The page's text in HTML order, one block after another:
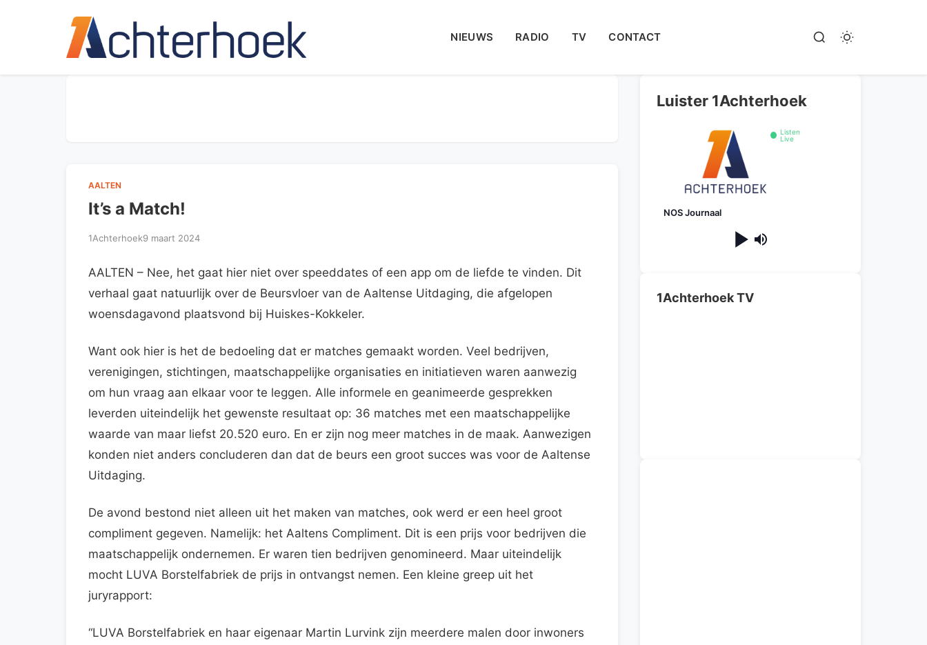
NIEUWS RADIO TV CONTACT
AALTEN
It’s a Match!
1Achterhoek9 maart 2024
AALTEN – Nee, het gaat hier niet over speeddates of een app om de liefde te vinden. Dit
verhaal gaat natuurlijk over de Beursvloer van de Aaltense Uitdaging, die afgelopen
woensdagavond plaatsvond bij Huiskes-Kokkeler.
Want ook hier is het de bedoeling dat er matches gemaakt worden. Veel bedrijven,
verenigingen, stichtingen, maatschappelijke organisaties en initiatieven waren aanwezig
om hun vraag aan elkaar voor te leggen. Alle informele en geanimeerde gesprekken
leverden uiteindelijk het gewenste resultaat op: 36 matches met een maatschappelijke
waarde van maar liefst 20.520 euro. En er zijn nog meer matches in de maak. Aanwezigen
konden niet anders concluderen dan dat de beurs een groot succes was voor de Aaltense
Uitdaging.
De avond bestond niet alleen uit het maken van matches, ook werd er een heel groot
compliment gegeven. Namelijk: het Aaltens Compliment. Dit is een prijs voor bedrijven die
maatschappelijk ondernemen. Er waren tien bedrijven genomineerd. Maar uiteindelijk
mocht LUVA Borstelfabriek de prijs in ontvangst nemen. Een kleine greep uit het
juryrapport:
“LUVA Borstelfabriek en haar eigenaar Martin Lurvink zijn meerdere malen door inwoners
Luister 1Achterhoek
Listen
Live
NOS Journaal
1Achterhoek TV